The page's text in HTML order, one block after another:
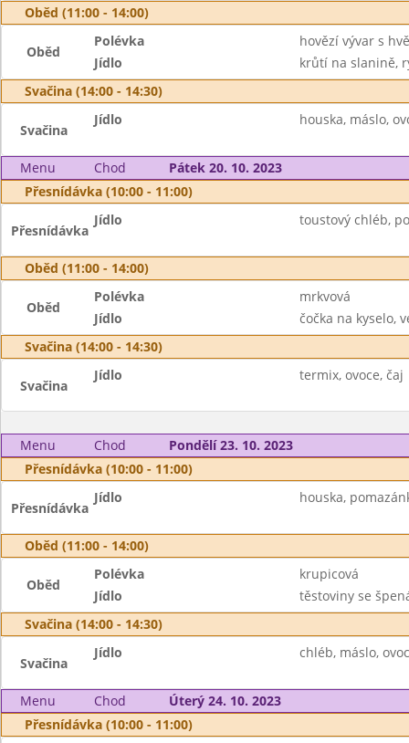
Oběd (11:00 - 14:00)
Oběd
Polévka
hovězí vývar s
Jídlo
krůtí na slanině,
Svačina (14:00 - 14:30)
Svačina
Jídlo houska, máslo,
Menu Chod
Pátek 20. 10. 2023
Přesnídávka (10:00 - 11:00)
Přesnídávka
Jídlo toustový chléb,
Oběd (11:00 - 14:00)
Oběd
Polévka
mrkvová
Jídlo
čočka na kyselo,
Svačina (14:00 - 14:30)
Svačina
Jídlo termix, ovoce, čaj
Menu Chod
Pondělí 23. 10. 2023
Přesnídávka (10:00 - 11:00)
Přesnídávka
Jídlo houska,
Oběd (11:00 - 14:00)
Oběd
Polévka
krupicová
Jídlo
těstoviny se
Svačina (14:00 - 14:30)
Svačina
Jídlo chléb, máslo,
Menu Chod
Úterý 24. 10. 2023
Přesnídávka (10:00 - 11:00)